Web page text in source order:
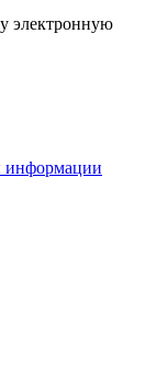
электронную
информации